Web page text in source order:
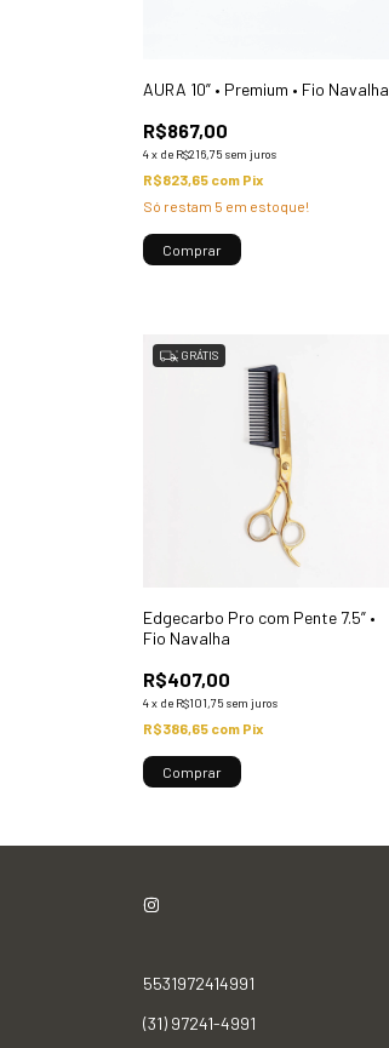
AURA 10” • Premium • Fio Navalha
R$867,00
4x de R$216,75sem juros
R$823,65 com Pix
Só restam 5 em estoque!
GRÁTIS
Edgecarbo Pro com Pente 7.5” •
Fio Navalha
R$407,00
4x de R$101,75sem juros
R$386,65 com Pix
5531972414991
(31) 97241-4991